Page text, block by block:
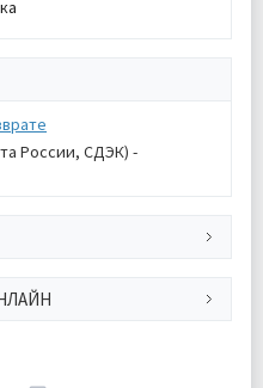
России, СДЭК) -